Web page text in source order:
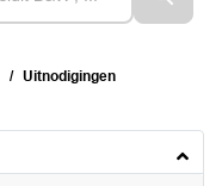
Uitnodigingen